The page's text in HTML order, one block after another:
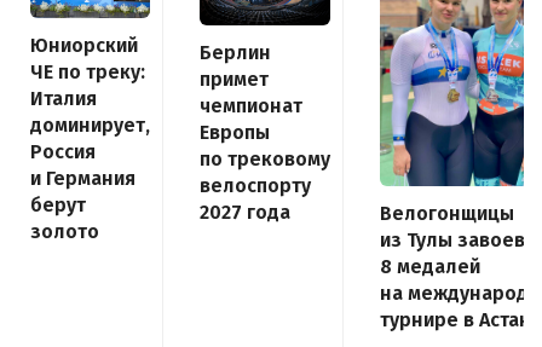
Юниорский
ЧЕ по треку:
Италия
доминирует,
Россия
и Германия
берут
золото
Берлин
примет
чемпионат
Европы
по трековому
велоспорту
2027 года
Велогонщицы
из Тулы
8 медалей
на
турнире в Астане